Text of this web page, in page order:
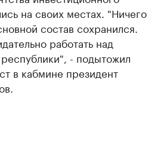
на своих местах. "Ничего
состав сохранился.
работать над
- подытожил
в кабмине президент